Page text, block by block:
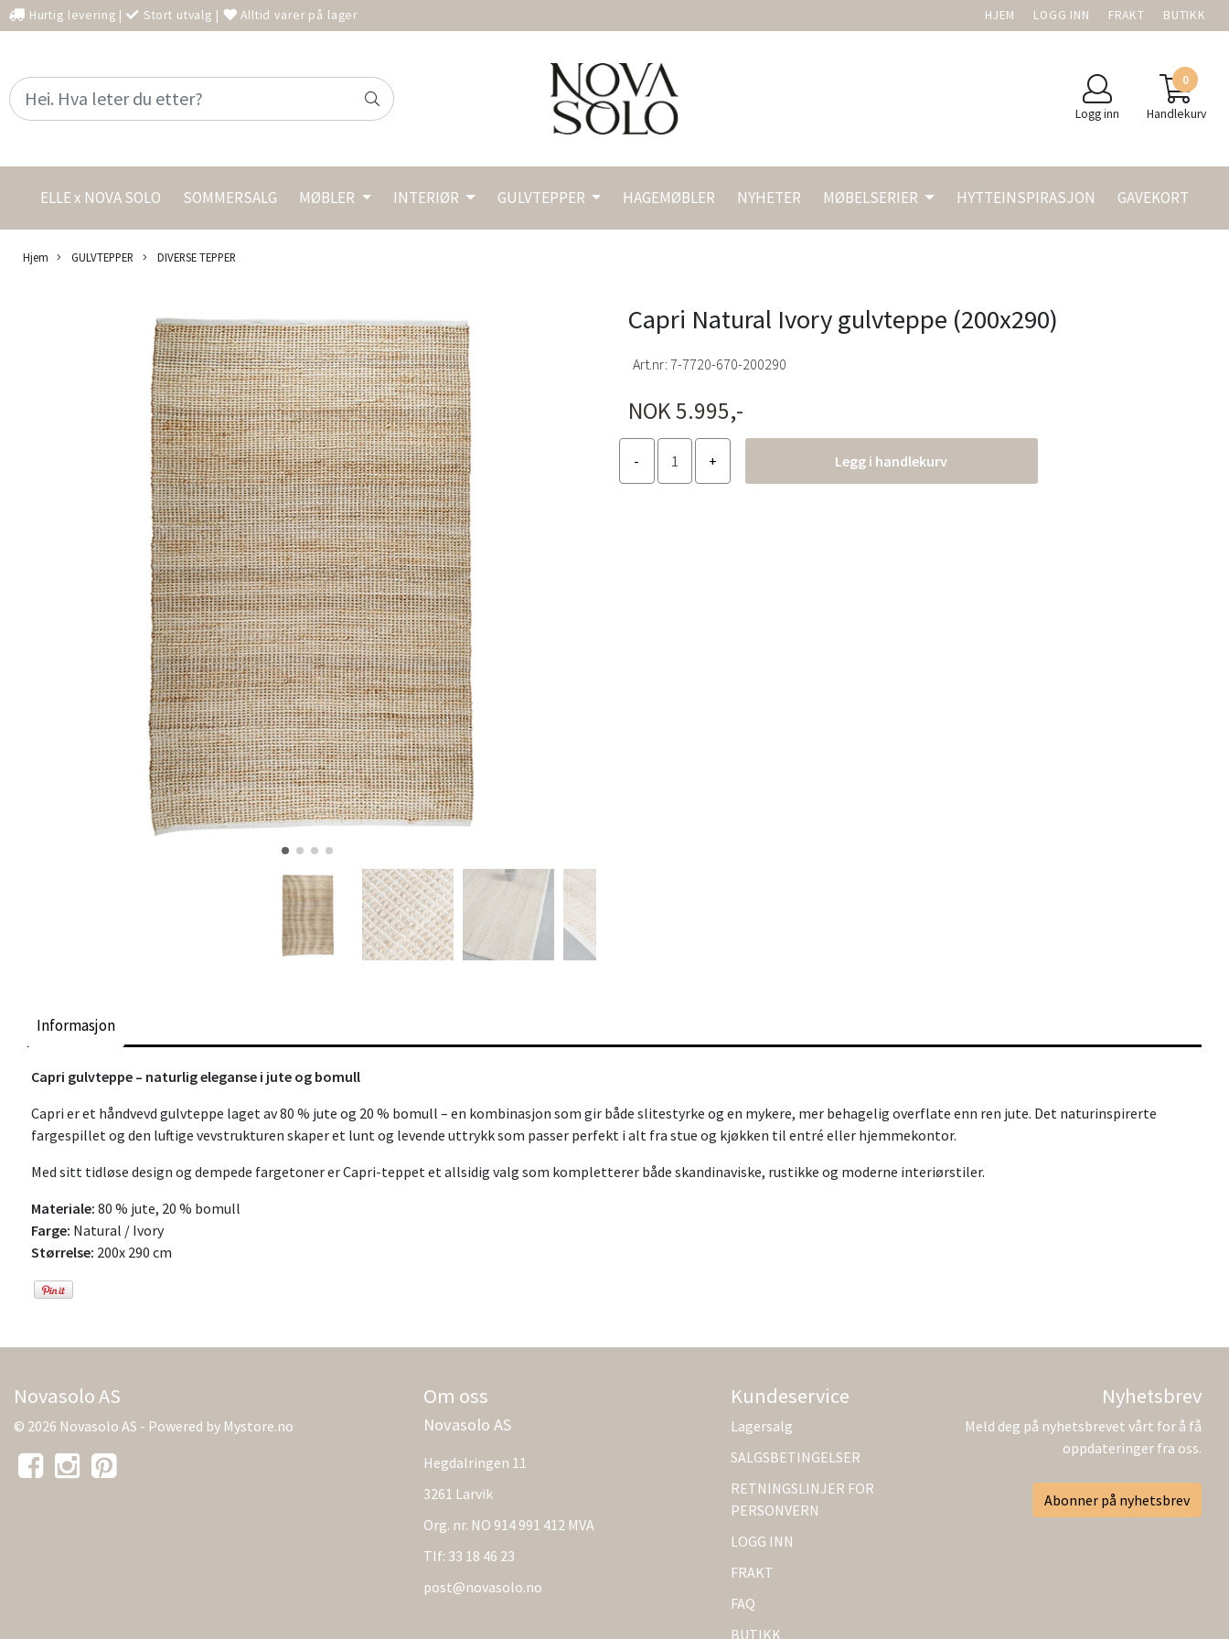
Hurtig levering | Stort utvalg | Alltid varer på lager HJEM LOGG INN FRAKT BUTIKK
Logg inn
0
Handlekurv
ELLE x NOVA SOLO SOMMERSALG MØBLER INTERIØR GULVTEPPER HAGEMØBLER NYHETER MØBELSERIER HYTTEINSPIRASJON GAVEKORT
Hjem GULVTEPPER DIVERSE TEPPER
Capri Natural Ivory gulvteppe (200x290)
Art.nr: 7-7720-670-200290
NOK 5.995,-
Legg i handlekurv
Informasjon
Capri gulvteppe – naturlig eleganse i jute og bomull
Capri er et håndvevd gulvteppe laget av 80 % jute og 20 % bomull – en kombinasjon som gir både slitestyrke og en mykere, mer behagelig overflate enn ren jute. Det naturinspirerte
fargespillet og den luftige vevstrukturen skaper et lunt og levende uttrykk som passer perfekt i alt fra stue og kjøkken til entré eller hjemmekontor.
Med sitt tidløse design og dempede fargetoner er Capri-teppet et allsidig valg som kompletterer både skandinaviske, rustikke og moderne interiørstiler.
Materiale: 80 % jute, 20 % bomull
Farge: Natural / Ivory
Størrelse: 200x 290 cm
Novasolo AS
© 2026 Novasolo AS - Powered by Mystore.no
Om oss
Novasolo AS
Hegdalringen 11
3261 Larvik
Org. nr. NO 914 991 412 MVA
Tlf: 33 18 46 23
post@novasolo.no
Kundeservice
Lagersalg
SALGSBETINGELSER
RETNINGSLINJER FOR
PERSONVERN
LOGG INN
FRAKT
FAQ
BUTIKK
Nyhetsbrev
Meld deg på nyhetsbrevet vårt for å få
oppdateringer fra oss.
Abonner på nyhetsbrev